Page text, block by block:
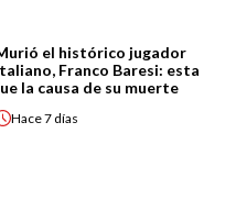
el histórico jugador
Franco Baresi: esta
la causa de su muerte
Hace7 días